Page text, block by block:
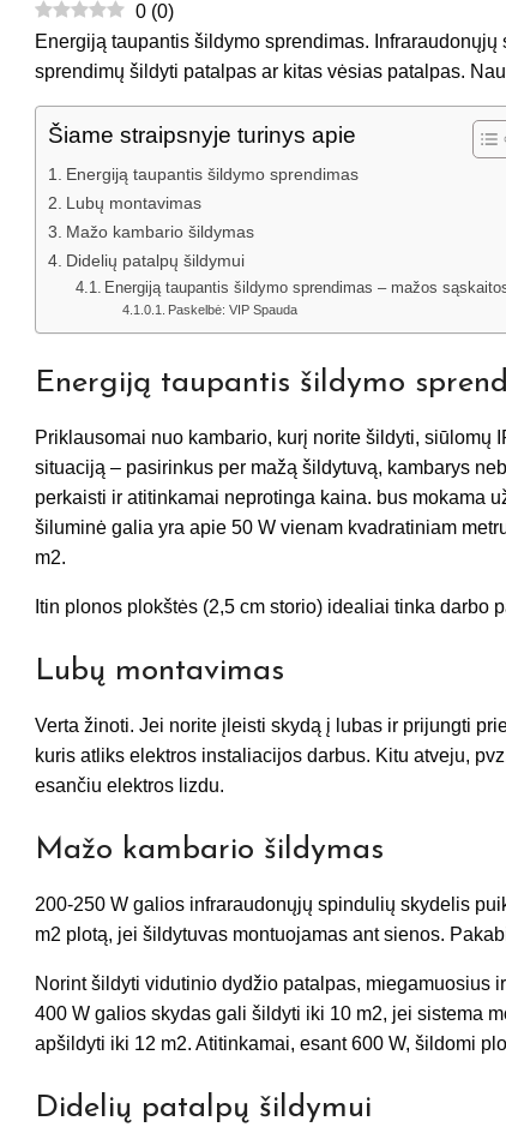
0 (0)
Energiją taupantis šildymo sprendimas.
sprendimų šildyti patalpas ar kitas vėsias patalpas.
Šiame straipsnyje turinys apie
Energiją taupantis šildymo sprendimas
Lubų montavimas
Mažo kambario šildymas
Didelių patalpų šildymui
Energiją taupantis šildymo sprendimas – mažos
Paskelbė: VIP Spauda
Energiją taupantis šildymo
Priklausomai nuo kambario, kurį norite šildyti,
situaciją – pasirinkus per mažą šildytuvą, kambarys
perkaisti ir atitinkamai neprotinga kaina. bus mokama
šiluminė galia yra apie 50 W vienam kvadratiniam
m2.
Itin plonos plokštės (2,5 cm storio) idealiai tinka darbo
Lubų montavimas
Verta žinoti. Jei norite įleisti skydą į lubas ir prijungti
kuris atliks elektros instaliacijos darbus. Kitu atveju,
esančiu elektros lizdu.
Mažo kambario šildymas
200-250 W galios infraraudonųjų spindulių skydelis
m2 plotą, jei šildytuvas montuojamas ant sienos.
Norint šildyti vidutinio dydžio patalpas, miegamuosius
400 W galios skydas gali šildyti iki 10 m2, jei sistema
apšildyti iki 12 m2. Atitinkamai, esant 600 W, šildomi
Didelių patalpų šildymui